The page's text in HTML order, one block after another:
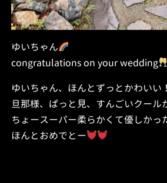
ゆいちゃん
congratulations on your wedding
ゆいちゃん、ほんとずっとかわいい！
旦那様、ぱっと見、すんごいクール
ちょースーパー柔らかくて優しかっ
ほんとおめでとー